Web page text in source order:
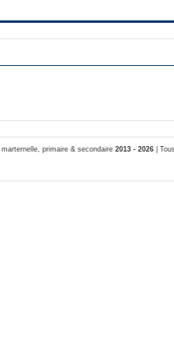
primaire & secondaire 2013 - 2026 |